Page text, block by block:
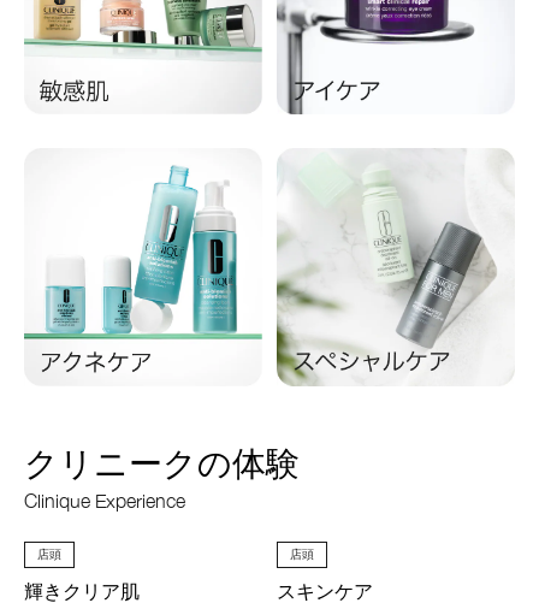
クリニークの体験
Clinique Experience
店頭
輝きクリア肌
店頭
スキンケア